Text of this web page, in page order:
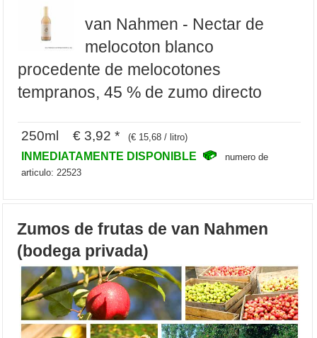
van Nahmen - Nectar de
melocoton blanco
procedente de melocotones
tempranos, 45 % de zumo directo
250ml € 3,92 * (€ 15,68 / litro)
INMEDIATAMENTE DISPONIBLE
numero de
articulo: 22523
Zumos de frutas de van Nahmen
(bodega privada)